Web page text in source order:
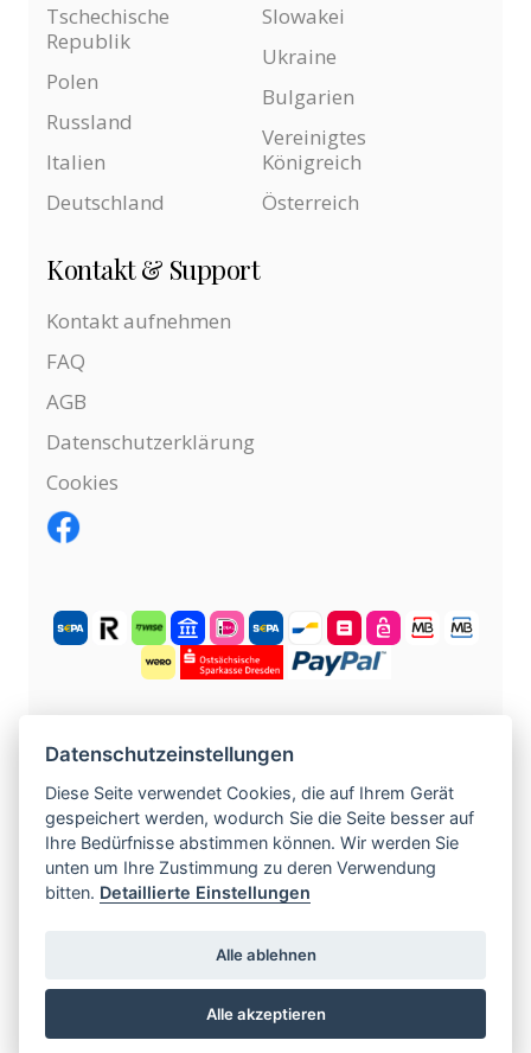
Tschechische
Republik
Polen
Russland
Italien
Deutschland
Slowakei
Ukraine
Bulgarien
Vereinigtes
Königreich
Österreich
Kontakt & Support
Kontakt aufnehmen
FAQ
AGB
Datenschutzerklärung
Cookies
©2004 -2026tschechische-traumfrauen.de.
Alle Rechte vorbehalten.
KOSTENLOS ANMELDEN
www.europska-zoznamka.sk
seznamka.cz|www.loveineurope.eu|
www.stavdum.cz
Datenschutzeinstellungen
Diese Seite verwendet Cookies, die auf Ihrem Gerät
gespeichert werden, wodurch Sie die Seite besser auf
Ihre Bedürfnisse abstimmen können. Wir werden Sie
unten um Ihre Zustimmung zu deren Verwendung
bitten. Detaillierte Einstellungen
Alle ablehnen
Alle akzeptieren